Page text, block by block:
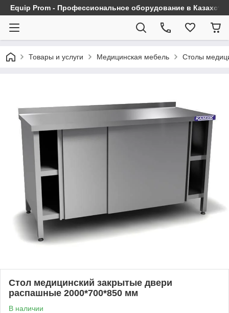
Equip Prom - Профессиональное оборудование в
Товары и услуги Медицинская мебель Столы
Стол медицинский закрытые двери
распашные 2000*700*850 мм
В наличии